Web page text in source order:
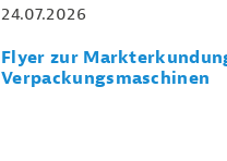
24.07.2026
Flyer zur
Verpackungsmaschinen